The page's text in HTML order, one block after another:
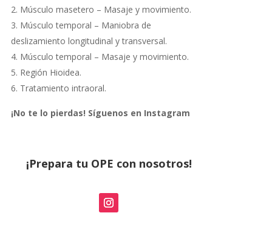
Músculo masetero – Masaje y movimiento.
Músculo temporal – Maniobra de
deslizamiento longitudinal y transversal.
Músculo temporal – Masaje y movimiento.
Región Hioidea.
Tratamiento intraoral.
¡No te lo pierdas! Síguenos en Instagram
¡Prepara tu OPE con nosotros!